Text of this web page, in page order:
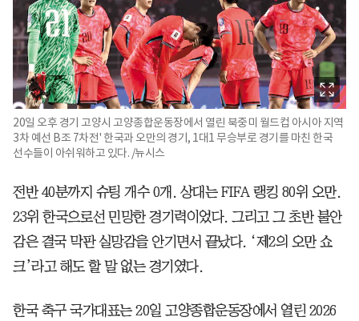
20일 오후 경기 고양시 고양종합운동장에서 열린 북중미 월드컵 아시아 지역
3차 예선 B조 7차전' 한국과 오만의 경기, 1대1 무승부로 경기를 마친 한국
선수들이 아쉬워하고 있다. /뉴시스
전반 40분까지 슈팅 개수 0개. 상대는 FIFA 랭킹 80위 오만.
23위 한국으로선 민망한 경기력이었다. 그리고 그 초반 불안
감은 결국 막판 실망감을 안기면서 끝났다. ‘제2의 오만 쇼
크’라고 해도 할 말 없는 경기였다.
한국 축구 국가대표는 20일 고양종합운동장에서 열린 2026